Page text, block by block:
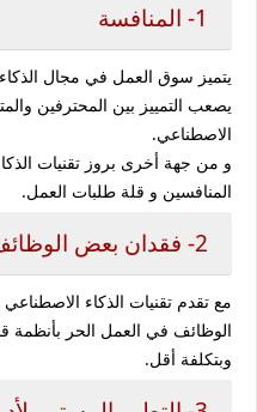
1- المنافسة
يتميز سوق العمل في مجال
يصعب التمييز بين المحترفين
الاصطناعي.
و من جهة أخرى بروز تقنيات
المنافسين و قلة طلبات العمل.
2- فقدان بعض الوظائف التقليدية
مع تقدم تقنيات الذكاء
الوظائف في العمل الحر بأنظمة
وبتكلفة أقل.